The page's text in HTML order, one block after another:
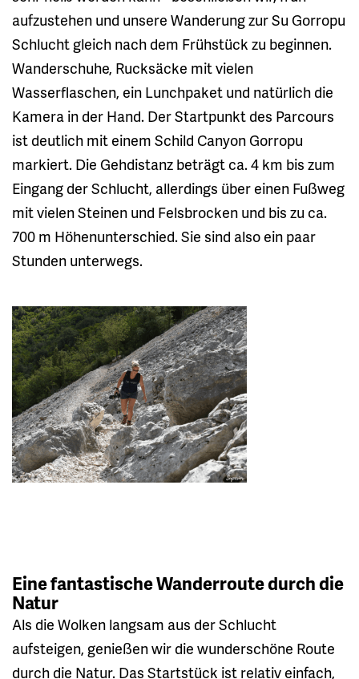
aufzustehen und unsere Wanderung zur Su Gorropu
Schlucht gleich nach dem Frühstück zu beginnen.
Wanderschuhe, Rucksäcke mit vielen
Wasserflaschen, ein Lunchpaket und natürlich die
Kamera in der Hand. Der Startpunkt des Parcours
ist deutlich mit einem Schild Canyon Gorropu
markiert. Die Gehdistanz beträgt ca. 4 km bis zum
Eingang der Schlucht, allerdings über einen Fußweg
mit vielen Steinen und Felsbrocken und bis zu ca.
700 m Höhenunterschied. Sie sind also ein paar
Stunden unterwegs.
Eine fantastische Wanderroute durch die
Natur
Als die Wolken langsam aus der Schlucht
aufsteigen, genießen wir die wunderschöne Route
durch die Natur. Das Startstück ist relativ einfach,